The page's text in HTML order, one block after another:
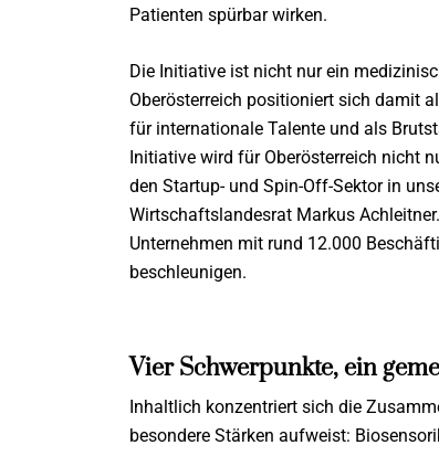
Patienten spürbar wirken.
Die Initiative ist nicht nur ein
Oberösterreich positioniert sich damit
für internationale Talente und als
Initiative wird für Oberösterreich nicht
den Startup- und Spin-Off-Sektor in
Wirtschaftslandesrat Markus
Unternehmen mit rund 12.000
beschleunigen.
Vier Schwerpunkte, ein
Inhaltlich konzentriert sich die
besondere Stärken aufweist: